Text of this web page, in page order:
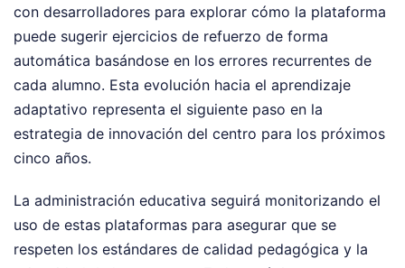
con desarrolladores para explorar cómo la plataforma
puede sugerir ejercicios de refuerzo de forma
automática basándose en los errores recurrentes de
cada alumno. Esta evolución hacia el aprendizaje
adaptativo representa el siguiente paso en la
estrategia de innovación del centro para los próximos
cinco años.
La administración educativa seguirá monitorizando el
uso de estas plataformas para asegurar que se
respeten los estándares de calidad pedagógica y la